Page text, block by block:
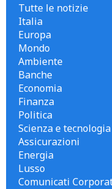
Tutte le notizie
Italia
Europa
Mondo
Ambiente
Banche
Economia
Finanza
Politica
Scienza e tecnologia
Assicurazioni
Energia
Lusso
Comunicati